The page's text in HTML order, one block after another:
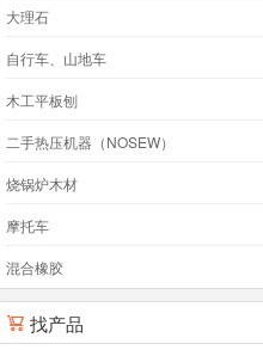
大理石
自行车、山地车
木工平板刨
二手热压机器（NOSEW）
烧锅炉木材
摩托车
混合橡胶
 找产品